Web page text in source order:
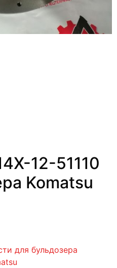
12-51110
Komatsu
для бульдозера